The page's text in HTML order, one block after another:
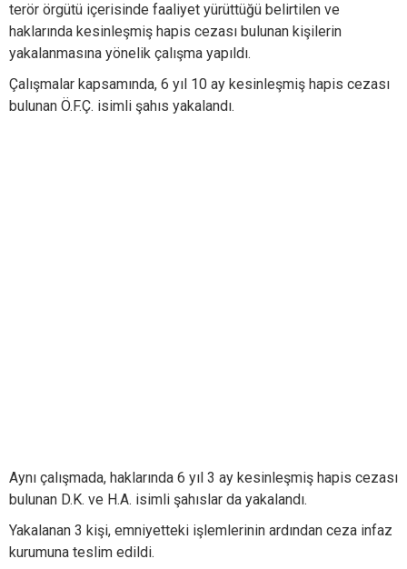
terör örgütü içerisinde faaliyet yürüttüğü belirtilen ve
haklarında kesinleşmiş hapis cezası bulunan kişilerin
yakalanmasına yönelik çalışma yapıldı.
Çalışmalar kapsamında, 6 yıl 10 ay kesinleşmiş hapis cezası
bulunan Ö.F.Ç. isimli şahıs yakalandı.
Aynı çalışmada, haklarında 6 yıl 3 ay kesinleşmiş hapis cezası
bulunan D.K. ve H.A. isimli şahıslar da yakalandı.
Yakalanan 3 kişi, emniyetteki işlemlerinin ardından ceza infaz
kurumuna teslim edildi.